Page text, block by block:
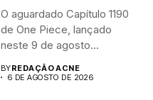
O aguardado Capítulo 1190
de One Piece, lançado
neste 9 de agosto...
BYREDAÇÃO ACNE
6 DE AGOSTO DE 2026